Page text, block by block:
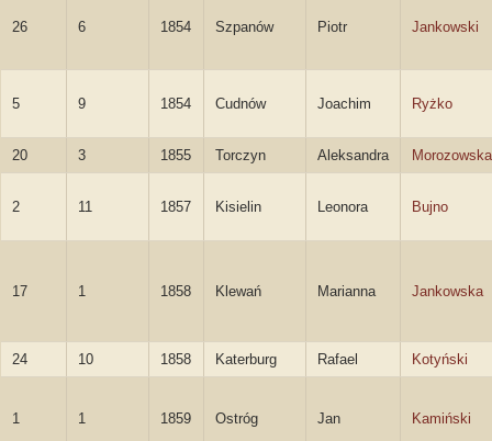
26 6 1854 Szpanów Piotr Jankowski
5 9 1854 Cudnów Joachim Ryżko
20 3 1855 Torczyn Aleksandra Morozowska
2 11 1857 Kisielin Leonora Bujno
17 1 1858 Klewań Marianna Jankowska
24 10 1858 Katerburg Rafael Kotyński
1 1 1859 Ostróg Jan Kamiński